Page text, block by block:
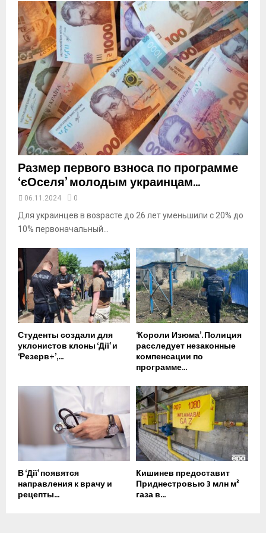
a
y
u
e
Размер первого взноса по программе
‘єОселя’ молодым украинцам...
06.11.2024 0
Для украинцев в возрасте до 26 лет уменьшили с 20% до
10% первоначальный...
Студенты создали для
уклонистов клоны ‘Дії’ и
‘Резерв+’,...
‘Короли Изюма’. Полиция
расследует незаконные
компенсации по
программе...
В ‘Дії’ появятся
направления к врачу и
рецепты...
Кишинев предоставит
Приднестровью 3 млн м³
газа в...